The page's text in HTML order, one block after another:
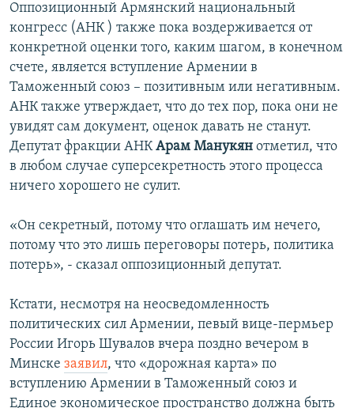
Оппозиционный Армянский национальный
конгресс (АНК ) также пока воздерживается от
конкретной оценки того, каким шагом, в конечном
счете, является вступление Армении в
Таможенный союз – позитивным или негативным.
АНК также утверждает, что до тех пор, пока они не
увидят сам документ, оценок давать не станут.
Депутат фракции АНКАрам Манукян отметил, что
в любом случае суперсекретность этого процесса
ничего хорошего не сулит.
«Он секретный, потому что оглашать им нечего,
потому что это лишь переговоры потерь, политика
потерь», - сказал оппозиционный депутат.
Кстати, несмотря на неосведомленность
политических сил Армении, певый вице-пермьер
России Игорь Шувалов вчера поздно вечером в
Минске заявил, что «дорожная карта» по
вступлению Армении в Таможенный союз и
Единое экономическое пространство должна быть